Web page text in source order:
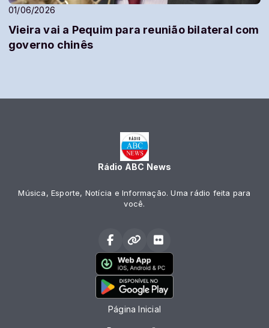
01/06/2026
Vieira vai a Pequim para reunião bilateral com
governo chinês
Rádio ABC News
Música, Esporte, Notícia e Informação. Uma rádio feita para
você.
Página Inicial